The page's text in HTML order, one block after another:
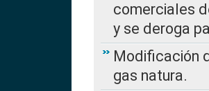
comerciales
y se deroga
Modificación
gas natura.